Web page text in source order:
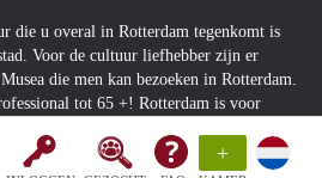
+
die u overal in Rotterdam tegenkomt is
Voor de cultuur liefhebber zijn er
die men kan bezoeken in Rotterdam.
tot 65 +! Rotterdam is voor
verrassen!